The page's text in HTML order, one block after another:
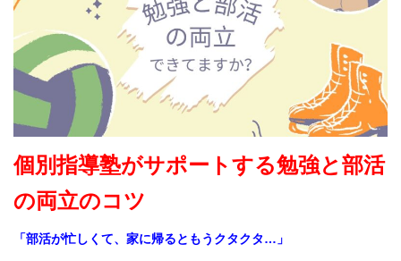
個別指導塾がサポートする勉強と部活
の両立のコツ
「部活が忙しくて、家に帰るともうクタクタ…」